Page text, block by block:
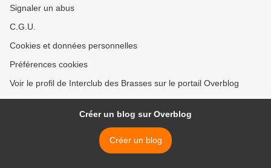
Signaler un abus
C.G.U.
Cookies et données personnelles
Préférences cookies
Voir le profil de Interclub des Brasses sur le portail Overblog
Créer un blog sur Overblog
Créer un blog